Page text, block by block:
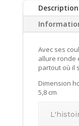
yellow"Description
Avec ses
allure ronde
partout où il
Dimension
5,8 cm